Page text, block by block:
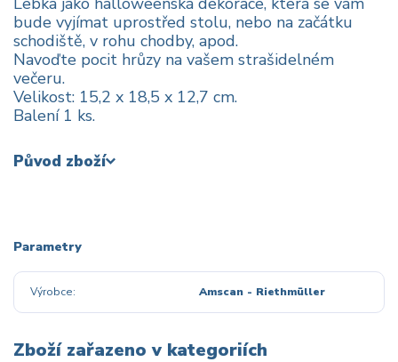
bude vyjímat uprostřed stolu, nebo na začátku
schodiště, v rohu chodby, apod.
Navoďte pocit hrůzy na vašem strašidelném
večeru.
Velikost: 15,2 x 18,5 x 12,7 cm.
Balení 1 ks.
Původ zboží
Parametry
Výrobce Amscan - Riethmüller
Zboží zařazeno v kategoriích